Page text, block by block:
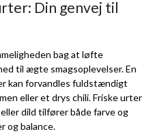
Din genvej til
bag at løfte
til ægte smagsoplevelser. En
kan forvandles fuldstændigt
eller et drys chili. Friske urter
dild tilfører både farve og
og balance.